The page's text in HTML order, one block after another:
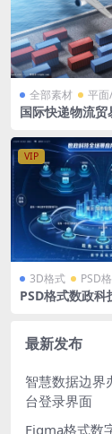
全部素材 平面
国际快递物流贸
VIP
3D格式 PSD
PSD格式数政科
最新发布
智慧数据边界
台登录界面
Figma格式数